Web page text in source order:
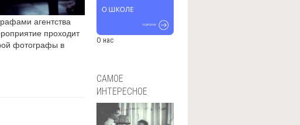
агентства
проходит
фотографы в
О нас
САМОЕ
ИНТЕРЕСНОЕ